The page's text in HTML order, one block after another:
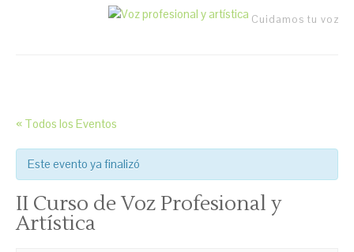
Cuidamos tu voz
« Todos los Eventos
Este evento ya finalizó
II Curso de Voz Profesional y
Artística